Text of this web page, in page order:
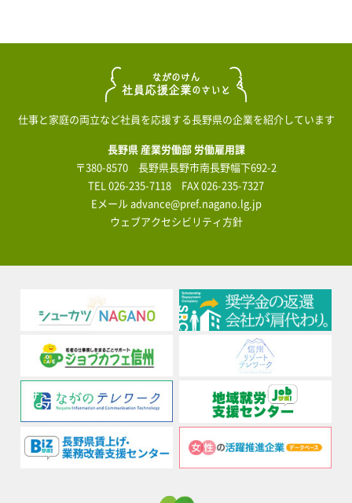
仕事と家庭の両立など社員を応援する長野県の企業を紹介しています
長野県 産業労働部 労働雇用課
〒380-8570 長野県長野市南長野幅下692-2
TEL 026-235-7118 FAX 026-235-7327
Eメールadvance@pref.nagano.lg.jp
ウェブアクセシビリティ方針